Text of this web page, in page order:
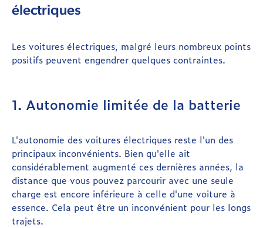
électriques
Les voitures électriques, malgré leurs nombreux points
positifs peuvent engendrer quelques contraintes.
1. Autonomie limitée de la batterie
L'autonomie des voitures électriques reste l'un des
principaux inconvénients. Bien qu'elle ait
considérablement augmenté ces dernières années, la
distance que vous pouvez parcourir avec une seule
charge est encore inférieure à celle d'une voiture à
essence. Cela peut être un inconvénient pour les longs
trajets.